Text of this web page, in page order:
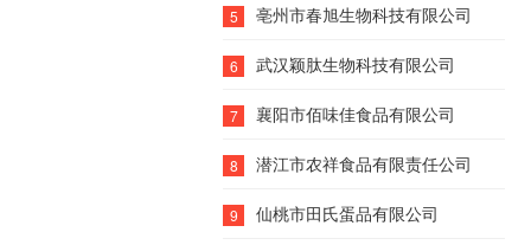
5 亳州市春旭生物科技有限公司
6 武汉颖肽生物科技有限公司
7 襄阳市佰味佳食品有限公司
8 潜江市农祥食品有限责任公司
9 仙桃市田氏蛋品有限公司